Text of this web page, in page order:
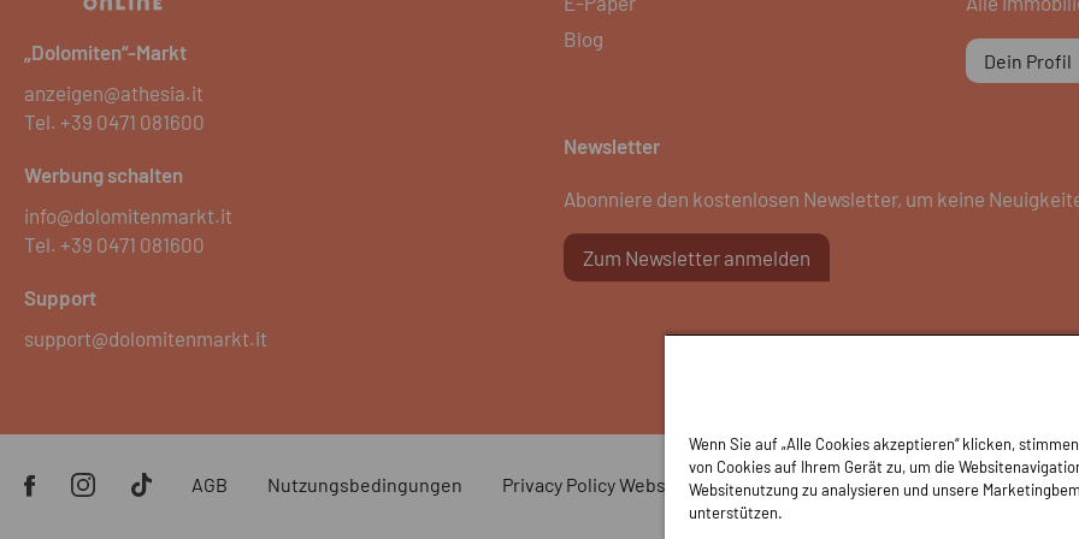
„Dolomiten“-Markt
anzeigen@athesia.it
Tel. +39 0471 081600
Werbung schalten
info@dolomitenmarkt.it
Tel. +39 0471 081600
Support
support@dolomitenmarkt.it
Blog
Dein Profil
Newsletter
Abonniere den kostenlosen Newsletter, um keine
Zum Newsletter anmelden
AGB Nutzungsbedingungen Privacy Policy Webseite Privacy Policy Anzeigen Cookie
Wenn Sie auf „Alle Cookies akzeptieren“ klicken,
von Cookies auf Ihrem Gerät zu, um die
Websitenutzung zu analysieren und unsere
unterstützen.